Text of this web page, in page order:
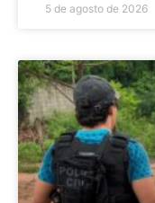
5 de agosto de 2026